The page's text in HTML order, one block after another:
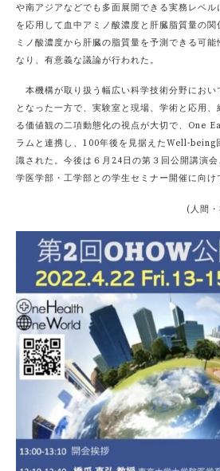
や南アジアなどでも多面展開できる実務レベ
を応用して血中アミノ酸濃度と肝臓脂質量の
ミノ酸濃度から肝臓の脂質量を予測できる可
なり、有意義な議論が行われた。
本機構が取り扱う幅広い科学技術分野におい
となった一方で、実験室と現場、学術と応用
る価値観の二項動態化の視点が大切で、One
ラムと連携し、100年後を見据えたWell-being
識された。今後は６月24日の第３回公開講演
学医学部・工学部との学生セミナー開催に向け
(人間